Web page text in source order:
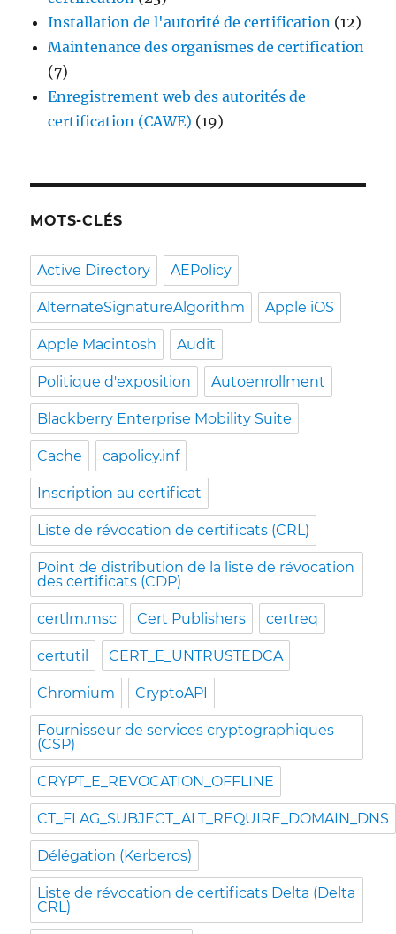
Installation de l'autorité de certification (12)
Maintenance des organismes de certification
(7)
Enregistrement web des autorités de
certification (CAWE) (19)
MOTS-CLÉS
Active Directory AEPolicy
AlternateSignatureAlgorithm Apple iOS
Apple Macintosh Audit
Politique d'exposition Autoenrollment
Blackberry Enterprise Mobility Suite
Cache capolicy.inf
Inscription au certificat
Liste de révocation de certificats (CRL)
Point de distribution de la liste de révocation
des certificats (CDP)
certlm.msc Cert Publishers certreq
certutil CERT_E_UNTRUSTEDCA
Chromium CryptoAPI
Fournisseur de services cryptographiques
(CSP)
CRYPT_E_REVOCATION_OFFLINE
CT_FLAG_SUBJECT_ALT_REQUIRE_DOMAIN_DNS
Délégation (Kerberos)
Liste de révocation de certificats Delta (Delta
CRL)